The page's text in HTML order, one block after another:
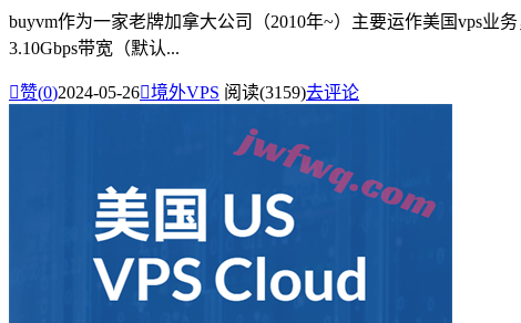
buyvm作为一家老牌加拿大公司（2010年~）主要运作美国vps业
3.10Gbps带宽（默认...
赞(0)2024-05-26境外VPS 阅读(3159)去评论